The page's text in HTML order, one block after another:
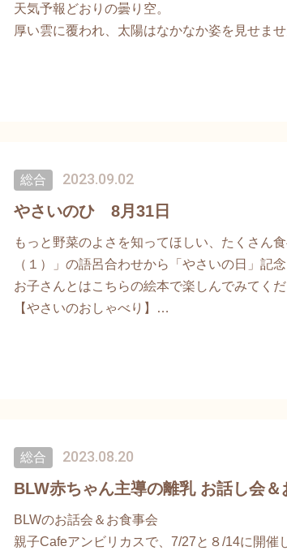
天気予報どおりの曇り空。
厚い雲に覆われ、太陽はなかなか姿を見せませ
雲の切れ間から、ふと青い空がのぞき、
ゆっくりと、でも確かに広がっていきました。
ほんのわずかな隙間からでも、
光はちゃんと届くのだと感じた瞬間でした。
総合 2023.09.02
やさいのひ 8月31日
もっと野菜のよさを知ってほしい、たくさん
（１）」の語呂合わせから「やさいの日」記念
お子さんとはこちらの絵本で楽しんでみてくだ
【やさいのおしゃべり】
総合 2023.08.20
BLW赤ちゃん主導の離乳 お話し会＆
BLWのお話会＆お食事会
親子Cafeアンビリカスで、7/27と８/14に開催